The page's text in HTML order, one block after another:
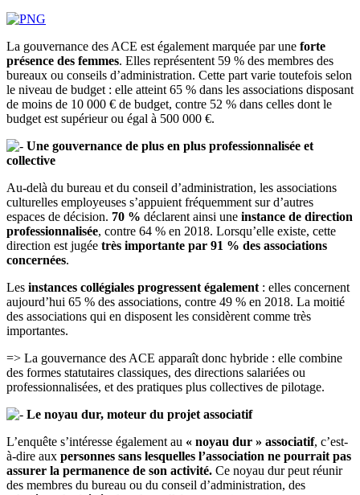
La gouvernance des ACE est également marquée par une forte
présence des femmes. Elles représentent 59 % des membres des
bureaux ou conseils d’administration. Cette part varie toutefois selon
le niveau de budget : elle atteint 65 % dans les associations disposant
de moins de 10 000 € de budget, contre 52 % dans celles dont le
budget est supérieur ou égal à 500 000 €.
Une gouvernance de plus en plus professionnalisée et
collective
Au-delà du bureau et du conseil d’administration, les associations
culturelles employeuses s’appuient fréquemment sur d’autres
espaces de décision. 70 % déclarent ainsi une instance de direction
professionnalisée, contre 64 % en 2018. Lorsqu’elle existe, cette
direction est jugée très importante par 91 % des associations
concernées.
Les instances collégiales progressent également : elles concernent
aujourd’hui 65 % des associations, contre 49 % en 2018. La moitié
des associations qui en disposent les considèrent comme très
importantes.
=> La gouvernance des ACE apparaît donc hybride : elle combine
des formes statutaires classiques, des directions salariées ou
professionnalisées, et des pratiques plus collectives de pilotage.
Le noyau dur, moteur du projet associatif
L’enquête s’intéresse également au « noyau dur » associatif, c’est-
à-dire aux personnes sans lesquelles l’association ne pourrait pas
assurer la permanence de son activité. Ce noyau dur peut réunir
des membres du bureau ou du conseil d’administration, des